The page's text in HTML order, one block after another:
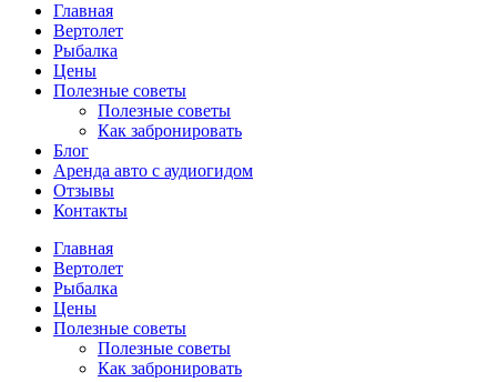
Главная
Вертолет
Рыбалка
Цены
Полезные советы
Полезные советы
Как забронировать
Блог
Аренда авто с аудиогидом
Отзывы
Контакты
Главная
Вертолет
Рыбалка
Цены
Полезные советы
Полезные советы
Как забронировать